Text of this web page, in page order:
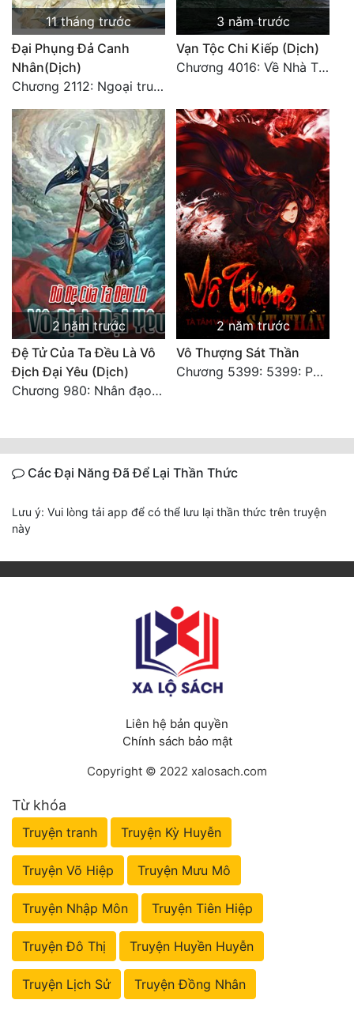
11 tháng trước
Đại Phụng Đả Canh
Nhân(Dịch)
Chương 2112: Ngoại truyện 3 - Tiệc mừng công
3 năm trước
Vạn Tộc Chi Kiếp (Dịch)
Chương 4016: Về Nhà Thôi... (Đại Kết Cục)
2 năm trước
Đệ Tử Của Ta Đều Là Vô
Địch Đại Yêu (Dịch)
Chương 980: Nhân đạo thành Thánh (4). HẾT.
2 năm trước
Vô Thượng Sát Thần
Chương 5399: 5399: Phá giải
Các Đại Năng Đã Để Lại Thần Thức
Lưu ý: Vui lòng tải app để có thể lưu lại thần thức trên truyện
này
Liên hệ bản quyền
Chính sách bảo mật
Copyright © 2022 xalosach.com
Từ khóa
Truyện tranh Truyện Kỳ Huyễn
Truyện Võ Hiệp Truyện Mưu Mô
Truyện Nhập Môn Truyện Tiên Hiệp
Truyện Đô Thị Truyện Huyền Huyễn
Truyện Lịch Sử Truyện Đồng Nhân